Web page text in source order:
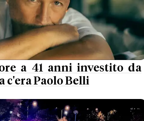
a 41 anni investito da
c'era Paolo Belli